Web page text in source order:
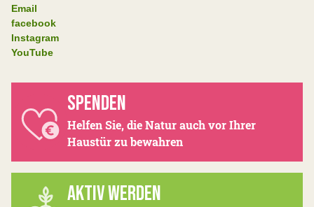
Email
facebook
Instagram
YouTube
SPENDEN
Helfen Sie, die Natur auch vor Ihrer
Haustür zu bewahren
AKTIV WERDEN